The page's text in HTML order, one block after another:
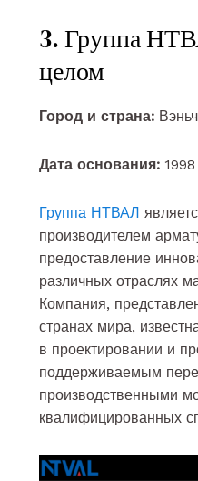
3. Группа
целом
Город и страна:
Дата основания:1998
Группа НТВАЛ
производителем
предоставление
различных отраслях
Компания,
странах мира,
в проектировании и
поддерживаемым
производственными
квалифицированных